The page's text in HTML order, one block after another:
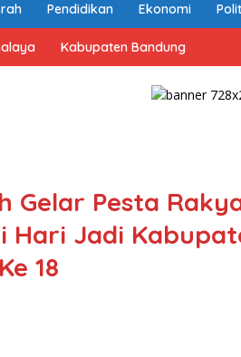
Pendidikan Ekonomi
Kabupaten Bandung
Gelar Pesta
Hari Jadi
18